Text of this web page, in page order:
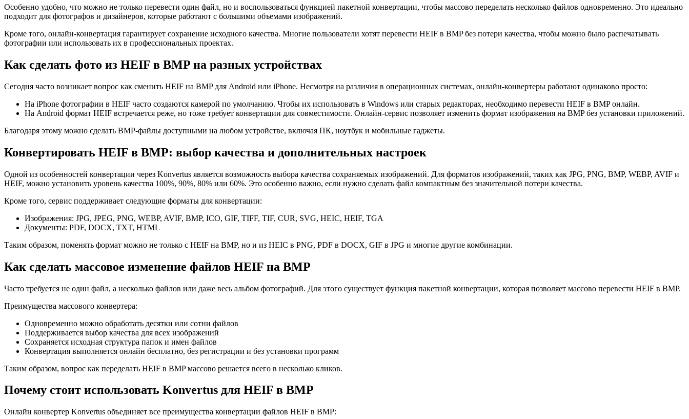
Особенно удобно, что можно не только перевести один файл, но и воспользоваться функцией пакетной конвертации, чтобы массово переделать несколько файлов одновременно. Это идеально
подходит для фотографов и дизайнеров, которые работают с большими объемами изображений.
Кроме того, онлайн-конвертация гарантирует сохранение исходного качества. Многие пользователи хотят перевести HEIF в BMP без потери качества, чтобы можно было распечатывать
фотографии или использовать их в профессиональных проектах.
Как сделать фото из HEIF в BMP на разных устройствах
Сегодня часто возникает вопрос как сменить HEIF на BMP для Android или iPhone. Несмотря на различия в операционных системах, онлайн-конвертеры работают одинаково просто:
На iPhone фотографии в HEIF часто создаются камерой по умолчанию. Чтобы их использовать в Windows или старых редакторах, необходимо перевести HEIF в BMP онлайн.
На Android формат HEIF встречается реже, но тоже требует конвертации для совместимости. Онлайн-сервис позволяет изменить формат изображения на BMP без установки приложений.
Благодаря этому можно сделать BMP-файлы доступными на любом устройстве, включая ПК, ноутбук и мобильные гаджеты.
Конвертировать HEIF в BMP: выбор качества и дополнительных настроек
Одной из особенностей конвертации через Konvertus является возможность выбора качества сохраняемых изображений. Для форматов изображений, таких как JPG, PNG, BMP, WEBP, AVIF и
HEIF, можно установить уровень качества 100%, 90%, 80% или 60%. Это особенно важно, если нужно сделать файл компактным без значительной потери качества.
Кроме того, сервис поддерживает следующие форматы для конвертации:
Изображения: JPG, JPEG, PNG, WEBP, AVIF, BMP, ICO, GIF, TIFF, TIF, CUR, SVG, HEIC, HEIF, TGA
Документы: PDF, DOCX, TXT, HTML
Таким образом, поменять формат можно не только с HEIF на BMP, но и из HEIC в PNG, PDF в DOCX, GIF в JPG и многие другие комбинации.
Как сделать массовое изменение файлов HEIF на BMP
Часто требуется не один файл, а несколько файлов или даже весь альбом фотографий. Для этого существует функция пакетной конвертации, которая позволяет массово перевести HEIF в BMP.
Преимущества массового конвертера:
Одновременно можно обработать десятки или сотни файлов
Поддерживается выбор качества для всех изображений
Сохраняется исходная структура папок и имен файлов
Конвертация выполняется онлайн бесплатно, без регистрации и без установки программ
Таким образом, вопрос как переделать HEIF в BMP массово решается всего в несколько кликов.
Почему стоит использовать Konvertus для HEIF в BMP
Онлайн конвертер Konvertus объединяет все преимущества конвертации файлов HEIF в BMP: